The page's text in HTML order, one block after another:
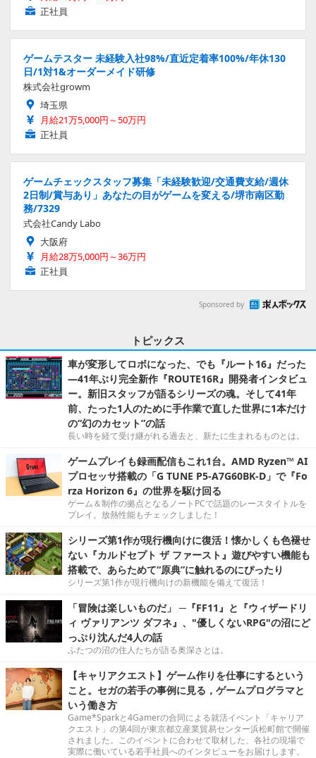
正社員
ゲームテスター 未経験入社98%/直近定着率100%/年休130
日/1対1&オーダーメイド研修
株式会社growm
埼玉県
月給21万5,000円～50万円
正社員
ゲームチェックスタッフ募集「未経験歓迎/交通費支給/週休
2日制/賞与あり」あなたの目がゲームを変える/堺市南区勤
務/7329
式会社Candy Labo
大阪府
月給28万5,000円～36万円
正社員
Sponsored by
トピックス
車が変形してロボになった、でも『ルート16』だった
―41年ぶり完全新作『ROUTE16R』開発者インタビュ
ー。新旧スタッフが語るシリーズの魂。そして41年
前、たった1人のために手作業で直した世界に1本だけ
の“幻のカセット”の話
長い時を経て受け継がれる過去と、新たに生まれるものとは。
ゲームプレイも録画配信もこれ1台。AMD Ryzen™ AI
プロセッサ搭載の「G TUNE P5-A7G60BK-D」で『Fo
rza Horizon 6』の世界を駆け回る
ゲーム＆制作の拠点となるノートPCで話題のレースタイトルを
プレイ。放熱性能もチェックしました！
シリーズ第1作が現行機向けに復活！懐かしくも色褪せ
ない『カルドセプト ザ ファースト』遊びやすい機能も
搭載で、あらためて“原典”に触れるのにぴったり
シリーズ第1作が現行機向けの新機能を備えて復活！
「冒険は楽しいものだ」 ─『FF11』と『ウィザードリ
ィ ヴァリアンツ ダフネ』、"優しくないRPG"の沼にど
っぷり沈んだ4人の話
ふたつの沼の住人たちが語る奥深さとは。
【キャリアクエスト】ゲーム作りを仕事にするという
こと。セガの若手の事例に見る，ゲームプログラマと
いう働き方
Game*Sparkと4Gamerの合同による就活イベント「キャリア
クエスト」の第4回が東京都立産業貿易センター浜松町館で開催
されました。このイベントに合わせて取材した、各社の現場で
実際に働いている若手社員へのインタビューをお届けします。